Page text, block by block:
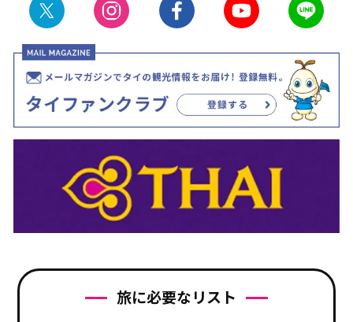
旅に必要なリスト